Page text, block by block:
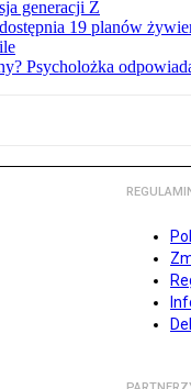
generacji Z
19 planów
Psycholożka